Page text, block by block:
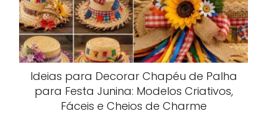
Ideias para Decorar Chapéu de Palha
para Festa Junina: Modelos Criativos,
Fáceis e Cheios de Charme